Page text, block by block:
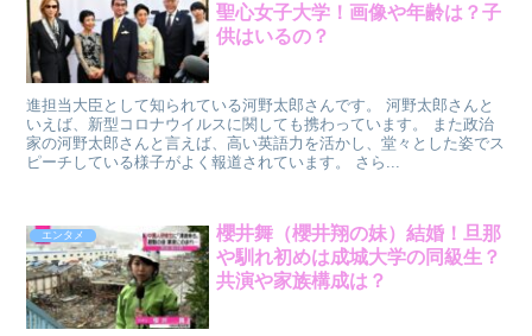
聖心女子大学！画像や年齢は？子
供はいるの？
進担当大臣として知られている河野太郎さんです。 河野太郎さんと
いえば、新型コロナウイルスに関しても携わっています。 また政治
家の河野太郎さんと言えば、高い英語力を活かし、堂々とした姿でス
ピーチしている様子がよく報道されています。 さら...
エンタメ
櫻井舞（櫻井翔の妹）結婚！旦那
や馴れ初めは成城大学の同級生？
共演や家族構成は？